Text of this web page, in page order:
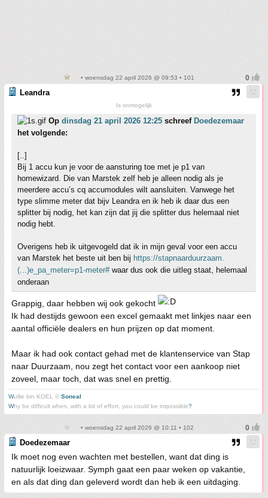
• woensdag 22 april 2026 @ 09:53 • 101
Leandra
Is onmogelijk
Op dinsdag 21 april 2026 12:25 schreef Doedezemaar
het volgende:
[..]
Bij 1 accu kun je voor de aansturing toe met je p1 van
homewizard. Die van Marstek zelf heb je alleen nodig als je
meerdere accu’s cq accumodules wilt aansluiten. Vanwege het
type slimme meter dat bijv Leandra en ik heb ik daar dus een
splitter bij nodig, het kan zijn dat jij die splitter dus helemaal niet
nodig hebt.
Overigens heb ik uitgevogeld dat ik in mijn geval voor een accu
van Marstek het beste uit ben bij https://stapnaarduurzaam.
(...)e_pa_meter=p1-meter#waar dus ook die uitleg staat, helemaal
onderaan
Grappig, daar hebben wij ook gekocht
Ik had destijds gewoon een excel gemaakt met linkjes naar een
aantal officiële dealers en hun prijzen op dat moment.
Maar ik had ook contact gehad met de klantenservice van Stap
naar Duurzaam, nou zegt het contact voor een aankoop niet
zoveel, maar toch, dat was snel en prettig.
Wullie bin KOEL © Soneal
Why be difficult when, with a bit of effort, you could be impossible?
• woensdag 22 april 2026 @ 10:11 • 102
Doedezemaar
Ik moet nog even wachten met bestellen, want dat ding is
natuurlijk loeizwaar. Symph gaat een paar weken op vakantie,
en als dat ding dan geleverd wordt dan heb ik een uitdaging.